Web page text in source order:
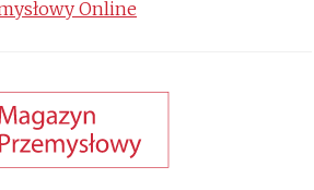
Online